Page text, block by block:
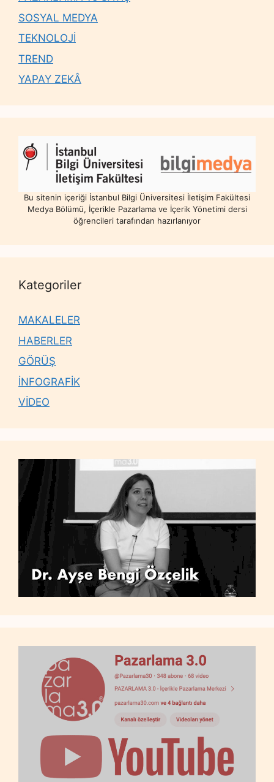
SOSYAL MEDYA
TEKNOLOJİ
TREND
YAPAY ZEKÂ
Bu sitenin içeriği İstanbul Bilgi Üniversitesi İletişim Fakültesi
Medya Bölümü, İçerikle Pazarlama ve İçerik Yönetimi dersi
öğrencileri tarafından hazırlanıyor
Kategoriler
MAKALELER
HABERLER
GÖRÜŞ
İNFOGRAFİK
VİDEO